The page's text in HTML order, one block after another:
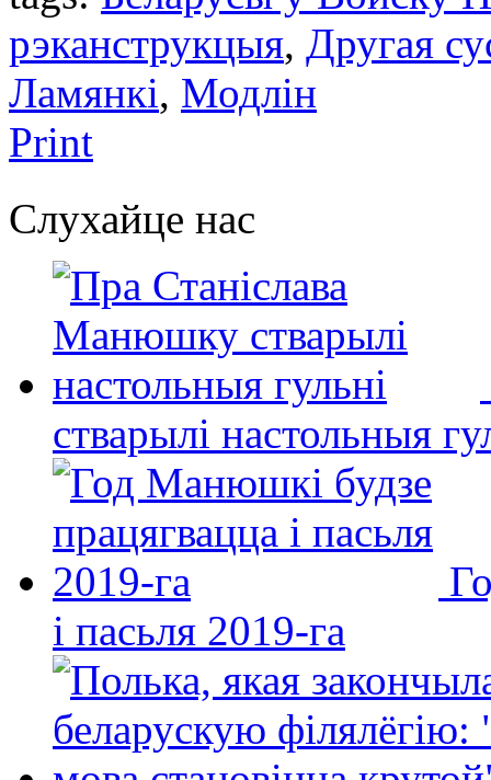
рэканструкцыя, Другая
Ламянкі, Модлін
Print
Слухайце нас
стварылі настольныя
і пасьля 2019-га